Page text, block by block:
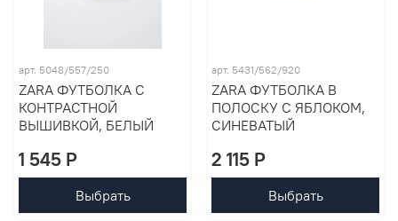
арт. 5048/557/250
ZARA ФУТБОЛКА С
КОНТРАСТНОЙ
ВЫШИВКОЙ, БЕЛЫЙ
1 545 P
Выбрать
арт. 5431/562/920
ZARA ФУТБОЛКА В
ПОЛОСКУ С ЯБЛОКОМ,
СИНЕВАТЫЙ
2 115 P
Выбрать